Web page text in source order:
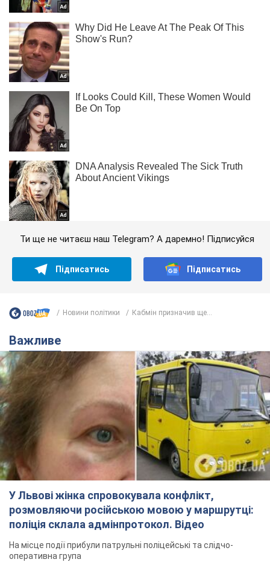
Ти ще не читаєш наш Telegram? А даремно! Підписуйся
Підписатись Підписатись
Новини політики Кабмін призначив ще...
Важливе
У Львові жінка спровокувала конфлікт,
розмовляючи російською мовою у маршрутці:
поліція склала адмінпротокол. Відео
На місце події прибули патрульні поліцейські та слідчо-
оперативна група